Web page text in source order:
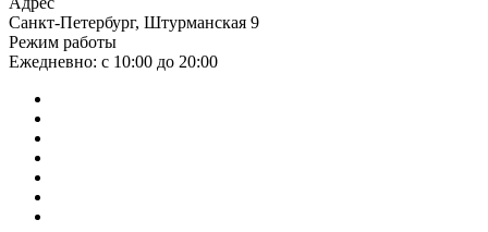
Санкт-Петербург, Штурманская 9
Режим работы
Ежедневно: с 10:00 до 20:00